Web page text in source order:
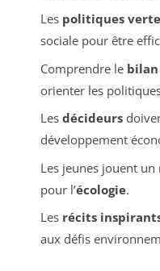
Les politiques
sociale pour être
Comprendre le
orienter les
Les décideurs
développement
Les jeunes jouent
pour l’écologie.
Les récits
aux défis